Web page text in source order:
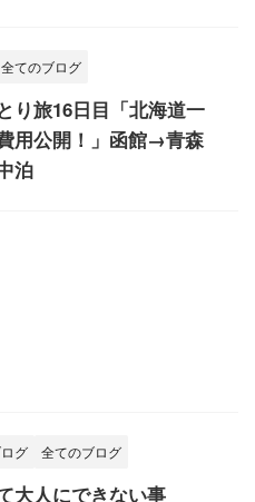
全てのブログ
り旅16日目「北海道一
用公開！」函館→青森
泊
グ 全てのブログ
大人にできない事